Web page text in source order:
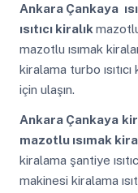
Ankara Çankaya
ısıtıcı kiralık
mazotlu ısımak
kiralama turbo
için ulaşın.
Ankara Çankaya
mazotlu ısımak
kiralama şantiye
makinesi kiralama